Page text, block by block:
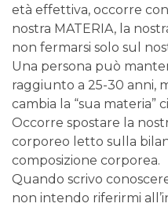
età effettiva, occorre
nostra MATERIA, la
non fermarsi solo sul
Una persona può
raggiunto a 25-30 anni,
cambia la “sua materia”
Occorre spostare la
corporeo letto sulla
composizione corporea.
Quando scrivo
non intendo riferirmi